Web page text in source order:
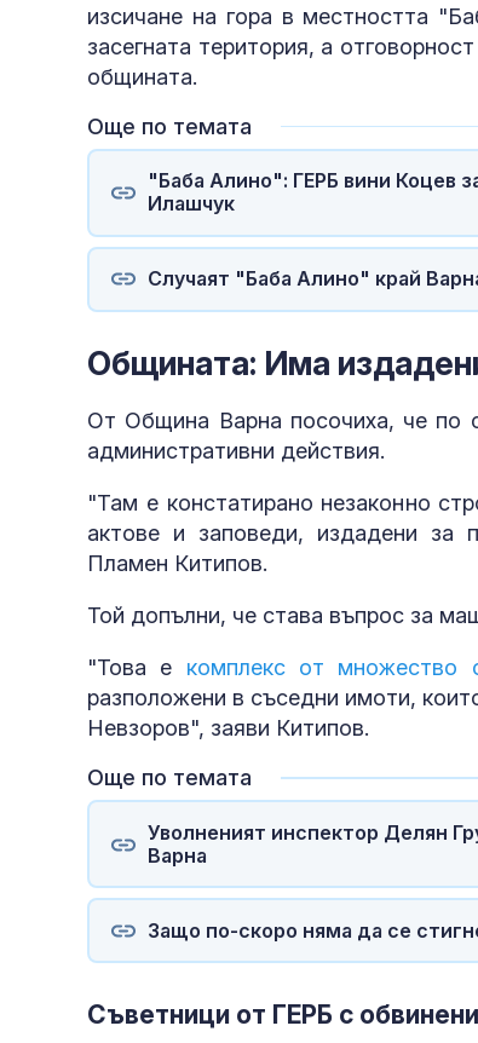
изсичане на гора в местността
засегната територия, а
общината.
Още по темата
"Баба Алино": ГЕРБ вини Коцев
Илашчук
Случаят "Баба Алино" край
Общината: Има
От Община Варна посочиха, че по
административни действия.
"Там е констатирано незаконно
актове и заповеди, издадени за
Пламен Китипов.
Той допълни, че става въпрос за
"Това е комплекс от множество
разположени в съседни имоти,
Невзоров", заяви Китипов.
Още по темата
Уволненият инспектор Делян
Варна
Защо по-скоро няма да се
Съветници от ГЕРБ с